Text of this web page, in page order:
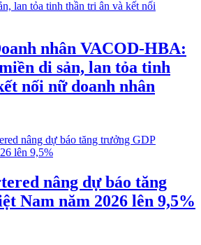
nhân VACOD-HBA:
di sản, lan tỏa tinh
nối nữ doanh nhân
nâng dự báo tăng
Nam năm 2026 lên 9,5%